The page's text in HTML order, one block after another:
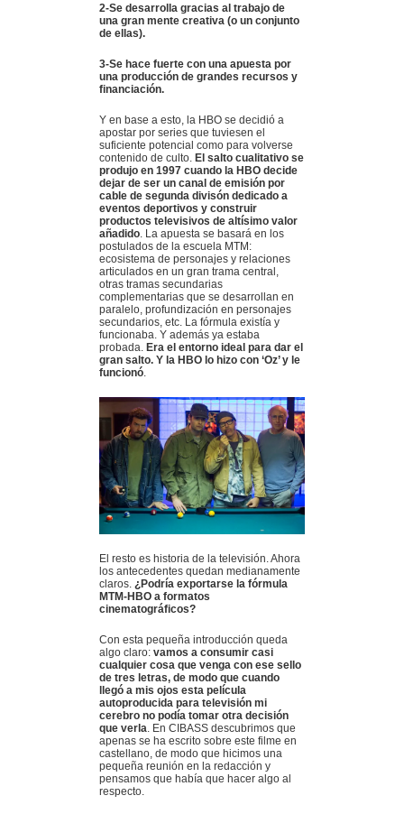
2-Se desarrolla gracias al trabajo de
una gran mente creativa (o un conjunto
de ellas).
3-Se hace fuerte con una apuesta por
una producción de grandes recursos y
financiación.
Y en base a esto, la HBO se decidió a
apostar por series que tuviesen el
suficiente potencial como para volverse
contenido de culto. El salto cualitativo se
produjo en 1997 cuando la HBO decide
dejar de ser un canal de emisión por
cable de segunda divisón dedicado a
eventos deportivos y construir
productos televisivos de altísimo valor
añadido . La apuesta se basará en los
postulados de la escuela MTM:
ecosistema de personajes y relaciones
articulados en un gran trama central,
otras tramas secundarias
complementarias que se desarrollan en
paralelo, profundización en personajes
secundarios, etc. La fórmula existía y
funcionaba. Y además ya estaba
probada. Era el entorno ideal para dar el
gran salto. Y la HBO lo hizo con ‘Oz’ y le
funcionó
El resto es historia de la televisión. Ahora
los antecedentes quedan medianamente
claros. ¿Podría exportarse la fórmula
MTM-HBO a formatos
cinematográficos?
Con esta pequeña introducción queda
algo claro: vamos a consumir casi
cualquier cosa que venga con ese sello
de tres letras, de modo que cuando
llegó a mis ojos esta película
autoproducida para televisión mi
cerebro no podía tomar otra decisión
que verla . En CIBASS descubrimos que
apenas se ha escrito sobre este filme en
castellano, de modo que hicimos una
pequeña reunión en la redacción y
pensamos que había que hacer algo al
respecto.